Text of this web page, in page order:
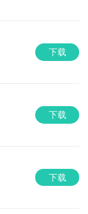
下载
下载
下载